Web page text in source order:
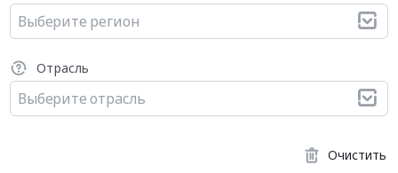
Выберите регион
Отрасль
Выберите отрасль
Очистить